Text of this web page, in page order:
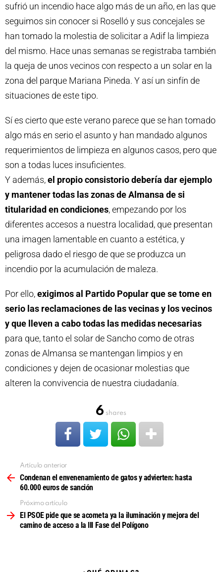
sufrió un incendio hace algo más de un año, en las que
seguimos sin conocer si Roselló y sus concejales se
han tomado la molestia de solicitar a Adif la limpieza
del mismo. Hace unas semanas se registraba también
la queja de unos vecinos con respecto a un solar en la
zona del parque Mariana Pineda. Y así un sinfín de
situaciones de este tipo.
Sí es cierto que este verano parece que se han tomado
algo más en serio el asunto y han mandado algunos
requerimientos de limpieza en algunos casos, pero que
son a todas luces insuficientes.
Y además,el propio consistorio debería dar ejemplo
y mantener todas las zonas de Almansa de si
titularidad en condiciones, empezando por los
diferentes accesos a nuestra localidad, que presentan
una imagen lamentable en cuanto a estética, y
peligrosa dado el riesgo de que se produzca un
incendio por la acumulación de maleza.
Por ello,exigimos al Partido Popular que se tome en
serio las reclamaciones de las vecinas y los vecinos
y que lleven a cabo todas las medidas necesarias
para que, tanto el solar de Sancho como de otras
zonas de Almansa se mantengan limpios y en
condiciones y dejen de ocasionar molestias que
alteren la convivencia de nuestra ciudadanía.
6 shares
más
Artículo anterior
Condenan el envenenamiento de gatos y advierten: hasta
60.000 euros de sanción
Próximo artículo
El PSOE pide que se acometa ya la iluminación y mejora del
camino de acceso a la III Fase del Polígono